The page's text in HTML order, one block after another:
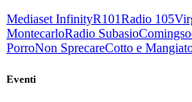
Mediaset InfinityR101Radio 105
MontecarloRadio Subasio
PorroNon SprecareCotto e
Eventi